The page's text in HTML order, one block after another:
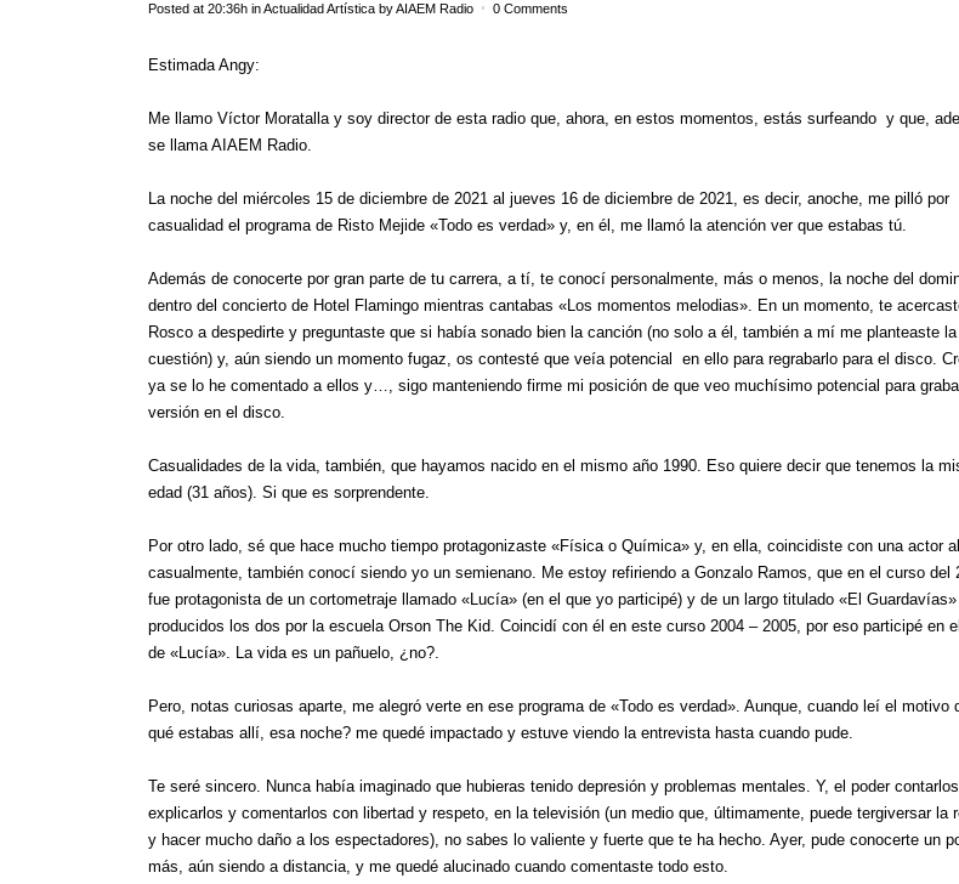
Posted at 20:36h inActualidad Artística byAIAEM Radio 0 Comments
Estimada Angy:
Me llamo Víctor Moratalla y soy director de esta radio que, ahora, en estos momentos, estás surfeando y que,
se llama AIAEM Radio.
La noche del miércoles 15 de diciembre de 2021 al jueves 16 de diciembre de 2021, es decir, anoche, me pilló por
casualidad el programa de Risto Mejide «Todo es verdad» y, en él, me llamó la atención ver que estabas tú.
Además de conocerte por gran parte de tu carrera, a tí, te conocí personalmente, más o menos, la noche del
dentro del concierto de Hotel Flamingo mientras cantabas «Los momentos melodias». En un momento, te
Rosco a despedirte y preguntaste que si había sonado bien la canción (no solo a él, también a mí me planteaste la
cuestión) y, aún siendo un momento fugaz, os contesté que veía potencial en ello para regrabarlo para el disco.
ya se lo he comentado a ellos y…, sigo manteniendo firme mi posición de que veo muchísimo potencial para
versión en el disco.
Casualidades de la vida, también, que hayamos nacido en el mismo año 1990. Eso quiere decir que tenemos la
edad (31 años). Si que es sorprendente.
Por otro lado, sé que hace mucho tiempo protagonizaste «Física o Química» y, en ella, coincidiste con una actor al
casualmente, también conocí siendo yo un semienano. Me estoy refiriendo a Gonzalo Ramos, que en el curso del
fue protagonista de un cortometraje llamado «Lucía» (en el que yo participé) y de un largo titulado «El Guardavías»
producidos los dos por la escuela Orson The Kid. Coincidí con él en este curso 2004 – 2005, por eso participé en
de «Lucía». La vida es un pañuelo, ¿no?.
Pero, notas curiosas aparte, me alegró verte en ese programa de «Todo es verdad». Aunque, cuando leí el motivo
qué estabas allí, esa noche? me quedé impactado y estuve viendo la entrevista hasta cuando pude.
Te seré sincero. Nunca había imaginado que hubieras tenido depresión y problemas mentales. Y, el poder contarlos,
explicarlos y comentarlos con libertad y respeto, en la televisión (un medio que, últimamente, puede tergiversar la
y hacer mucho daño a los espectadores), no sabes lo valiente y fuerte que te ha hecho. Ayer, pude conocerte un
más, aún siendo a distancia, y me quedé alucinado cuando comentaste todo esto.